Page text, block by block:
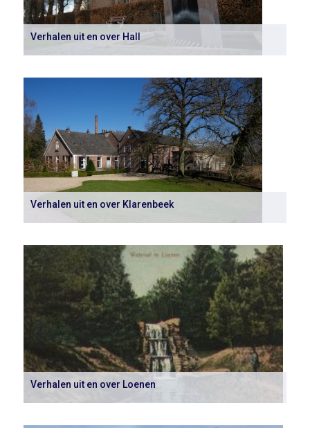
Verhalen uit en over Hall
Verhalen uit en over Klarenbeek
Verhalen uit en over Loenen